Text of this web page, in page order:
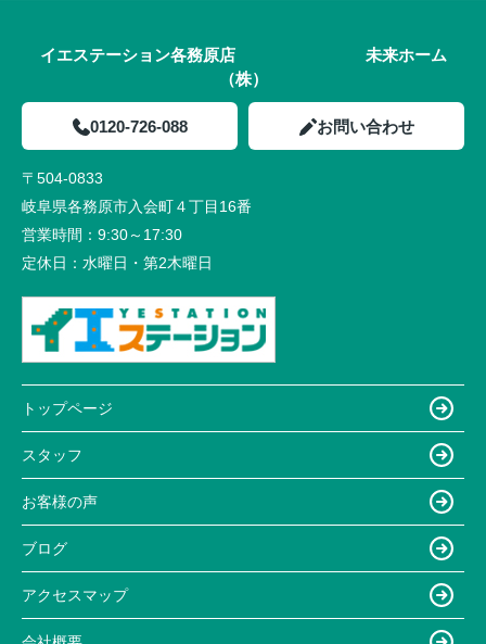
イエステーション各務原店 未来ホーム
（株）
0120-726-088 お問い合わせ
〒504-0833
岐阜県各務原市入会町４丁目16番
営業時間： 9:30～17:30
定休日： 水曜日・第2木曜日
トップページ
スタッフ
お客様の声
ブログ
アクセスマップ